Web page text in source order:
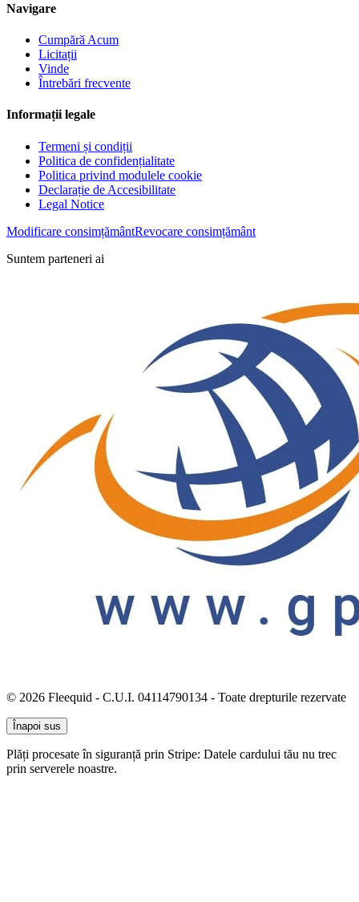
Navigare
Cumpără Acum
Licitații
Vinde
Întrebări frecvente
Informații legale
Termeni și condiții
Politica de confidențialitate
Politica privind modulele cookie
Declarație de Accesibilitate
Legal Notice
Modificare consimțământRevocare consimțământ
Suntem parteneri ai
© 2026 Fleequid - C.U.I. 04114790134 - Toate drepturile rezervate
Înapoi sus
Plăți procesate în siguranță prin Stripe: Datele cardului tău nu trec
prin serverele noastre.